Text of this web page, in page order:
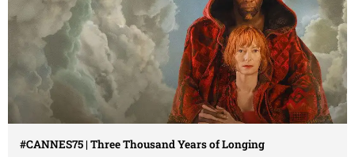
#CANNES75 | Three Thousand Years of Longing